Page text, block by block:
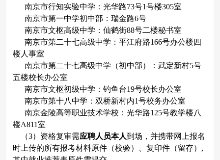
南京市行知实验中学：光华路73号1号楼305室
南京市第一中学初中部：瑞金路6号
南京市文枢高级中学：仙鹤街88号二楼秘书室
南京市第二十七高级中学：平江府路166号办公楼四
楼人事室
南京市第二十七高级中学（初中部）：武定新村5号
五楼校长办公室
南京市文枢初级中学：钓鱼台19号校长办公室
南京市第十八中学：双桥新村内1号校务办公室
南京金陵高等职业技术学校：光华路125号教学楼八
楼A811室
（3）资格复审需应聘人员本人到场，并携带网上报名
时上传的所有报考材料原件（校验）、复印件（留存） ,